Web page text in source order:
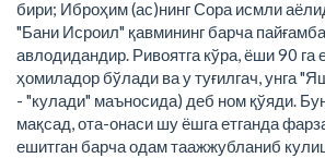
бири; Иброҳим (ас)нинг Сора исмли
"Бани Исроил" қавмининг барча
авлодидандир. Ривоятга кўра, ёши 90 га
ҳомиладор бўлади ва у туғилгач, унга
- "кулади" маъносида) деб ном қўяди.
мақсад, ота-онаси шу ёшга етганда
ешитган барча одам таажжубланиб